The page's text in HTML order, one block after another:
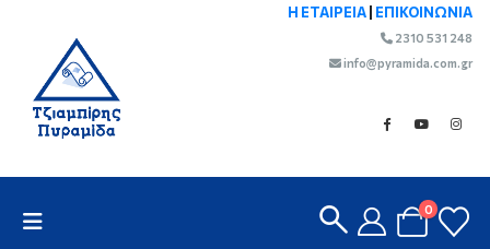
Η ΕΤΑΙΡΕΙΑ ΕΠΙΚΟΙΝΩΝΙΑ
2310 531 248
info@pyramida.com.gr
0